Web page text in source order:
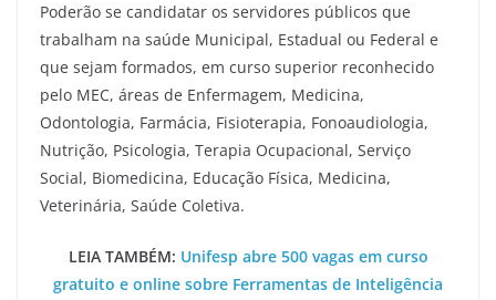
Poderão se candidatar os servidores públicos que
trabalham na saúde Municipal, Estadual ou Federal e
que sejam formados, em curso superior reconhecido
pelo MEC, áreas de Enfermagem, Medicina,
Odontologia, Farmácia, Fisioterapia, Fonoaudiologia,
Nutrição, Psicologia, Terapia Ocupacional, Serviço
Social, Biomedicina, Educação Física, Medicina,
Veterinária, Saúde Coletiva.
LEIA TAMBÉM: Unifesp abre 500 vagas em curso
gratuito e online sobre Ferramentas de Inteligência